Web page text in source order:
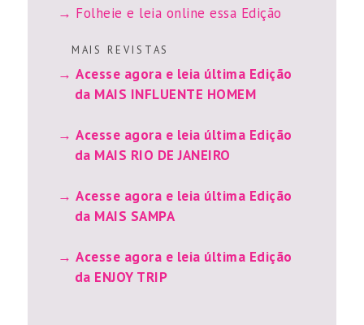
Folheie e leia online essa Edição
M A I S R E V I S T A S
Acesse agora e leia última Edição
da MAIS INFLUENTE HOMEM
Acesse agora e leia última Edição
da MAIS RIO DE JANEIRO
Acesse agora e leia última Edição
da MAIS SAMPA
Acesse agora e leia última Edição
da ENJOY TRIP